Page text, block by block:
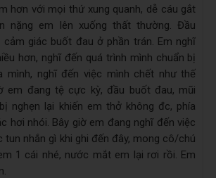
hơn với mọi thứ xung quanh, dễ cáu gắt
nặng em lên xuống thất thường. Đầu
giác buốt đau ở phần trán. Em nghĩ
hơn, nghĩ đến quá trình mình chuẩn bị
mình, nghĩ đến việc mình chết như thế
em đang tệ cực kỳ, đầu buốt đau, mũi
nghẹn lại khiến em thở không đc, phía
hơi nhói. Bây giờ em đang nghĩ đến việc
tun nhắn gì khi ghi đến đây, mong cô/chú
1 cái nhé, nước mắt em lại rơi rồi. Em